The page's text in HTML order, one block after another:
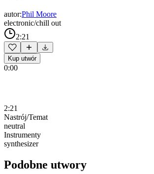
autor:Phil Moore
electronic/chill out
2:21
Kup utwór
0:00
2:21
Nastrój/Temat
neutral
Instrumenty
synthesizer
Podobne utwory